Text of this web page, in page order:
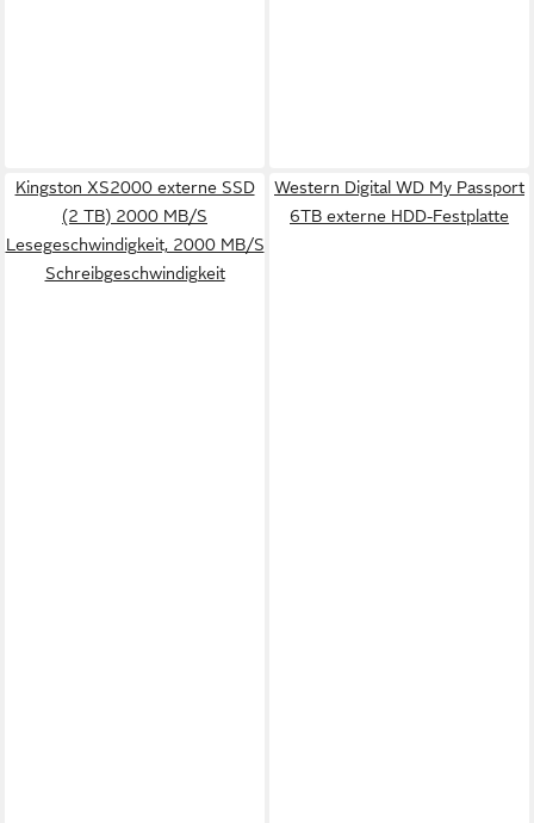
Kingston XS2000 externe SSD
(2 TB) 2000 MB/S
Lesegeschwindigkeit, 2000 MB/S
Schreibgeschwindigkeit
Western Digital WD My Passport
6TB externe HDD-Festplatte